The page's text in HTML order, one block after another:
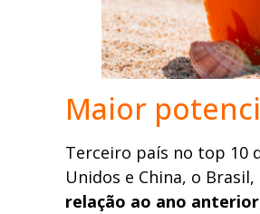
Maior
Terceiro país no top 10
Unidos e China, o
relação ao ano anterior